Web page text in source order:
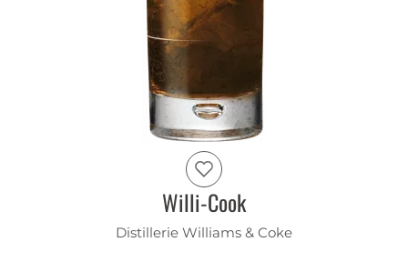
Willi-Cook
Distillerie Williams & Coke